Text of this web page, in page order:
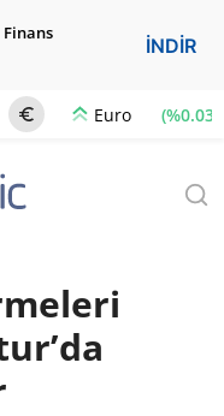
İNDİR
Euro (%0.03)